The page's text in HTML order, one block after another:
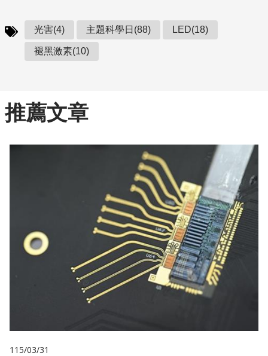
光害(4) 主題科學日(88) LED(18)
褪黑激素(10)
推薦文章
115/03/31